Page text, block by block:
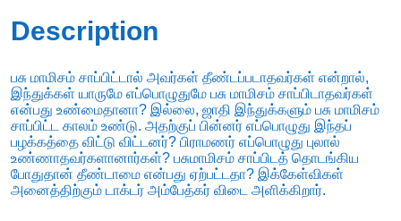
Description
பசு மாமிசம் சாப்பிட்டால் அவர்கள் தீண்டப்படாதவர்கள் என்றால்,
இந்துக்கள் யாருமே எப்பொழுதுமே பசு மாமிசம் சாப்பிடாதவர்கள்
என்பது உண்மைதானா? இல்லை, ஜாதி இந்துக்களும் பசு மாமிசம்
சாப்பிட்ட காலம் உண்டு. அதற்குப் பின்னர் எப்பொழுது இந்தப்
பழக்கத்தை விட்டு விட்டனர்? பிராமணர் எப்பொழுது புலால்
உண்ணாதவர்களானார்கள்? பசுமாமிசம் சாப்பிடத் தொடங்கிய
போதுதான் தீண்டாமை என்பது ஏற்பட்டதா? இக்கேள்விகள்
அனைத்திற்கும் டாக்டர் அம்பேத்கர் விடை அளிக்கிறார்.